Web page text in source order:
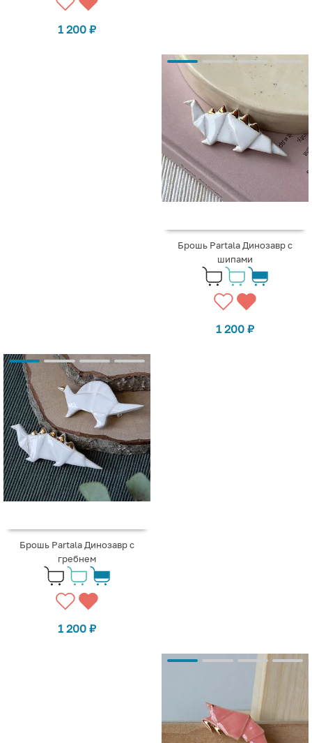
1 200 ₽
Брошь Partala Динозавр с
шипами
1 200 ₽
Брошь Partala Динозавр с
гребнем
1 200 ₽